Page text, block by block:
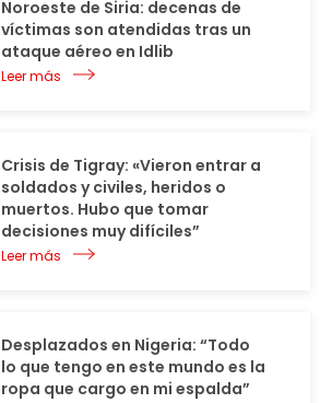
Noroeste de Siria: decenas de
víctimas son atendidas tras un
ataque aéreo en Idlib
Leer más
Crisis de Tigray: «Vieron entrar a
soldados y civiles, heridos o
muertos. Hubo que tomar
decisiones muy difíciles”
Leer más
Desplazados en Nigeria: “Todo
lo que tengo en este mundo es la
ropa que cargo en mi espalda”